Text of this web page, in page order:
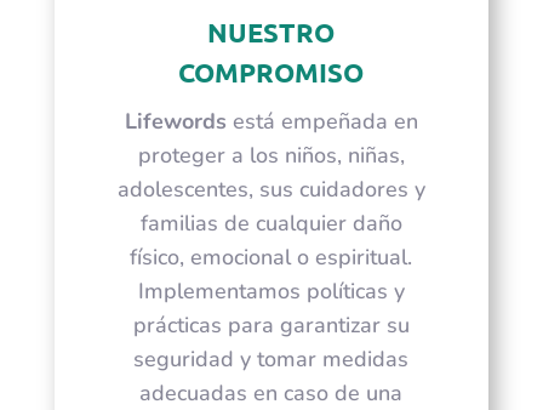
NUESTRO
COMPROMISO
Lifewords está empeñada en
proteger a los niños, niñas,
adolescentes, sus cuidadores y
familias de cualquier daño
físico, emocional o espiritual.
Implementamos políticas y
prácticas para garantizar su
seguridad y tomar medidas
adecuadas en caso de una